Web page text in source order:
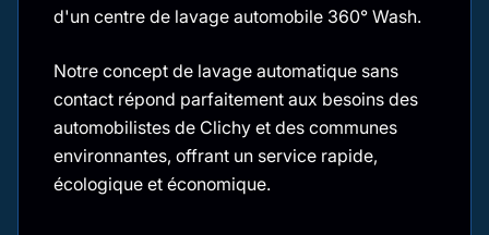
d'un centre de lavage automobile 360° Wash.
Notre concept de lavage automatique sans
contact répond parfaitement aux besoins des
automobilistes de Clichy et des communes
environnantes, offrant un service rapide,
écologique et économique.